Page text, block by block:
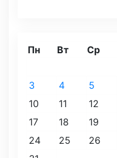
Пн Вт Ср
3
4 5
10
11 12
17
18 19
24
25 26